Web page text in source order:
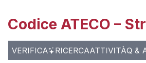
Codice ATECO –
VERIFICA RICERCAATTIVITÀQ &